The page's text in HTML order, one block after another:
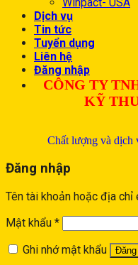
Winpact- USA
Dịch vụ
Tin tức
Tuyển dụng
Liên hệ
Đăng nhập
CÔNG TY
KỸ
Chất lượng và dịch
Đăng nhập
Tên tài khoản hoặc địa chỉ
Mật khẩu *
Ghi nhớ mật khẩu
Đăng